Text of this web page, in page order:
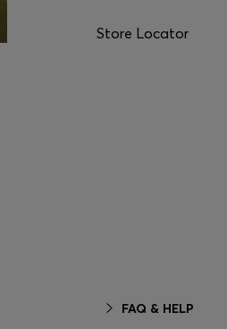
Store Locator
FAQ & HELP